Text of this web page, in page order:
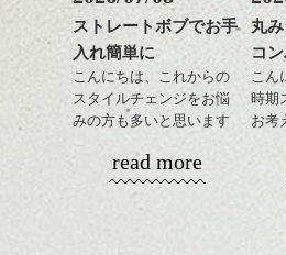
ストレートボブでお手
入れ簡単に
こんにちは、これからの
スタイルチェンジをお悩
みの方も多いと思います
やっぱりボブでお手入れ
しやすいスタイルだと毎
read more
丸
コ
こん
時期
お考
コ